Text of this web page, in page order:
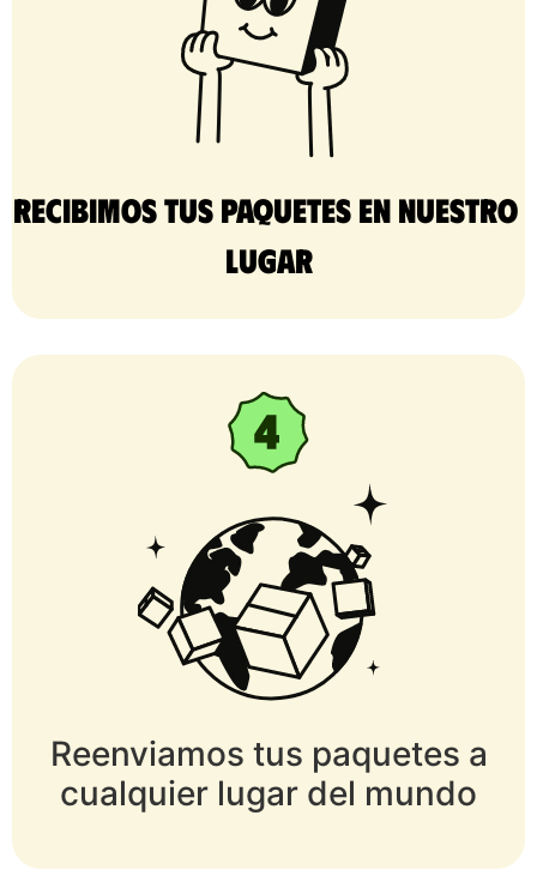
Recibimos tus paquetes en nuestro
lugar
Reenviamos tus paquetes a
cualquier lugar del mundo